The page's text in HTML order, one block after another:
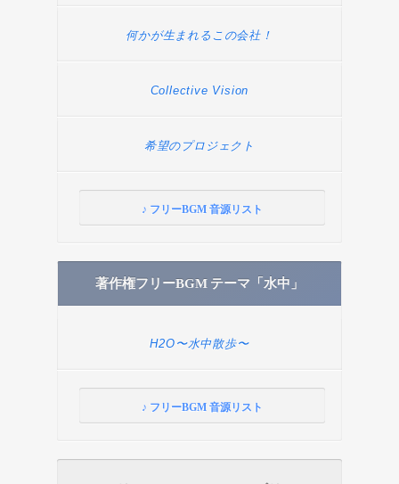
何かが生まれるこの会社！
Collective Vision
希望のプロジェクト
♪ フリーBGM 音源リスト
著作権フリーBGM テーマ「水中」
H2O〜水中散歩〜
♪ フリーBGM 音源リスト